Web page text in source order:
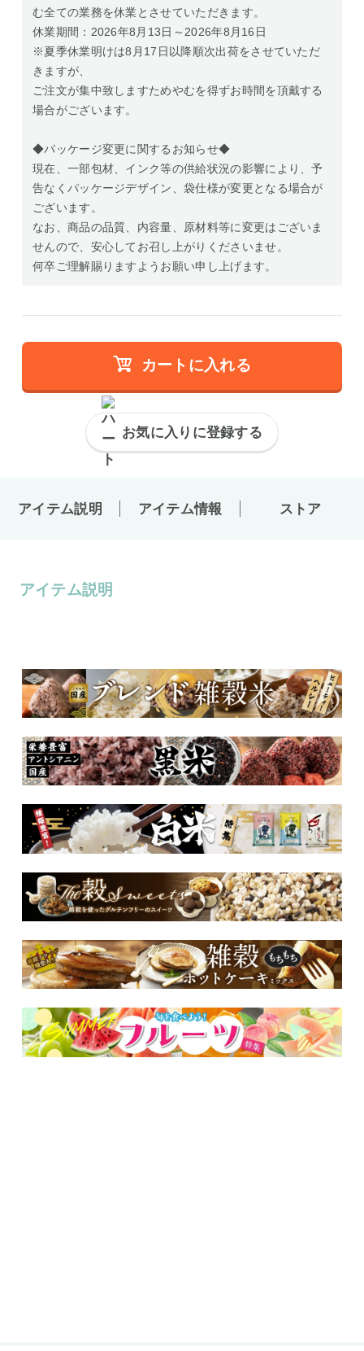
む全ての業務を休業とさせていただきます。
休業期間：2026年8月13日～2026年8月16日
※夏季休業明けは8月17日以降順次出荷をさせていただ
きますが、
ご注文が集中致しますためやむを得ずお時間を頂戴する
場合がございます。
◆パッケージ変更に関するお知らせ◆
現在、一部包材、インク等の供給状況の影響により、予
告なくパッケージデザイン、袋仕様が変更となる場合が
ございます。
なお、商品の品質、内容量、原材料等に変更はございま
せんので、安心してお召し上がりくださいませ。
何卒ご理解賜りますようお願い申し上げます。
カートに入れる
お気に入りに登録する
アイテム説明 アイテム情報 ストア
アイテム説明